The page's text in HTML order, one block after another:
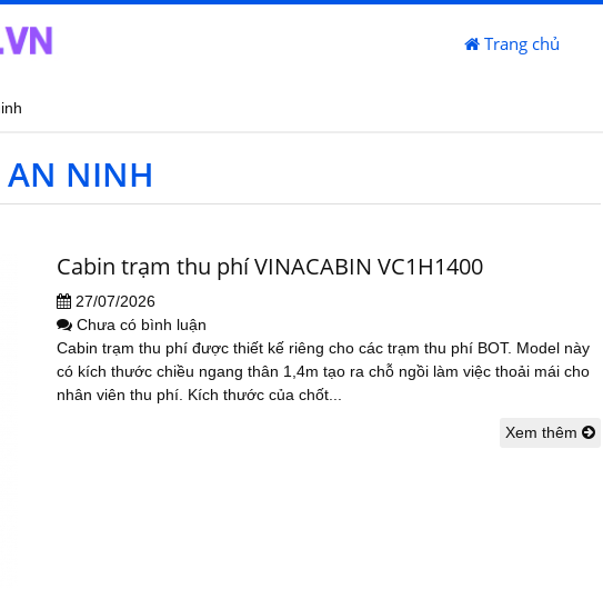
Trang chủ
AN NINH
Cabin trạm thu phí VINACABIN VC1H1400
27/07/2026
Chưa có bình luận
Cabin trạm thu phí được thiết kế riêng cho các trạm thu phí BOT. Model này
có kích thước chiều ngang thân 1,4m tạo ra chỗ ngồi làm việc thoải mái cho
nhân viên thu phí. Kích thước của chốt...
Xem thêm